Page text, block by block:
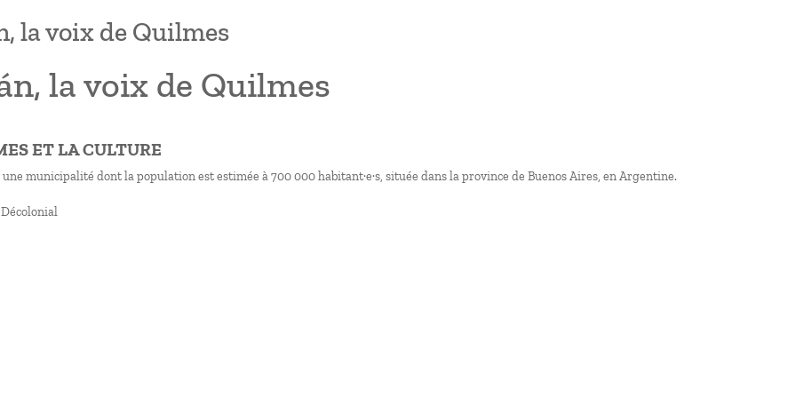
la voix de Quilmes
la voix de Quilmes
ET LA CULTURE
municipalité dont la population est estimée à 700 000 habitant·e·s, située dans la province de Buenos Aires, en Argentine.